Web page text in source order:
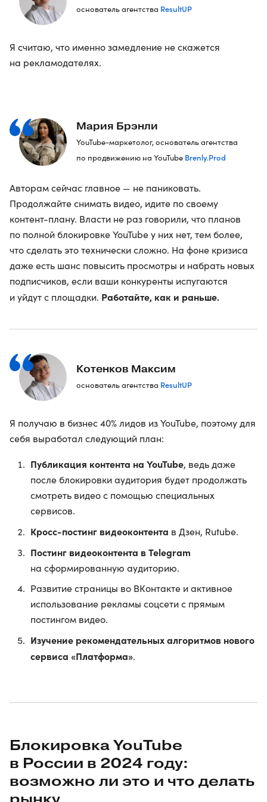
основатель агентства ResultUP
Я считаю, что именно замедление не скажется
на рекламодателях.
Мария Брэнли
YouTube-маркетолог, основатель агентства
по продвижению на YouTube Brenly.Prod
Авторам сейчас главное — не паниковать.
Продолжайте снимать видео, идите по своему
контент-плану. Власти не раз говорили, что планов
по полной блокировке YouTube у них нет, тем более,
что сделать это технически сложно. На фоне кризиса
даже есть шанс повысить просмотры и набрать новых
подписчиков, если ваши конкуренты испугаются
и уйдут с площадки. Работайте, как и раньше.
Котенков Максим
основатель агентства ResultUP
Я получаю в бизнес 40% лидов из YouTube, поэтому для
себя выработал следующий план:
Публикация контента на YouTube, ведь даже
после блокировки аудитория будет продолжать
смотреть видео с помощью специальных
сервисов.
Кросс-постинг видеоконтента в Дзен, Rutube.
Постинг видеоконтента в Telegram
на сформированную аудиторию.
Развитие страницы во ВКонтакте и активное
использование рекламы соцсети с прямым
постингом видео.
Изучение рекомендательных алгоритмов нового
сервиса «Платформа».
Блокировка YouTube
в России в 2024 году:
возможно ли это и что делать